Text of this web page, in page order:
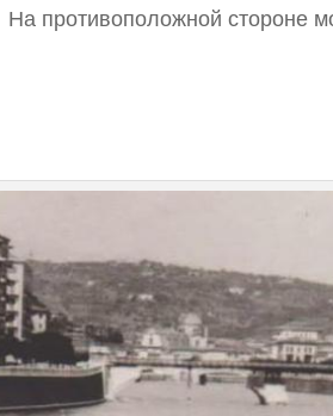
На противоположной стороне